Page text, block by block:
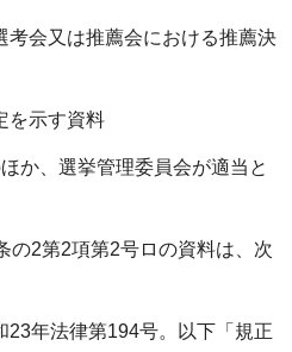
考会又は推薦会における推薦決
を示す資料
か、選挙管理委員会が適当と
の2第2項第2号ロの資料は、次
23年法律第194号。以下「規正